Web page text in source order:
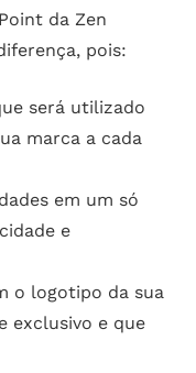
da Zen
pois:
será utilizado
marca a cada
em um só
e
o logotipo da sua
exclusivo e que